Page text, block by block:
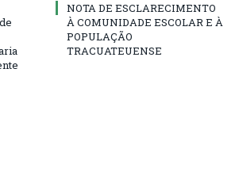
NOTA DE ESCLARECIMENTO
À COMUNIDADE ESCOLAR E À
POPULAÇÃO
TRACUATEUENSE